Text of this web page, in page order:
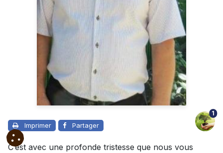
Imprimer Partager
1
C’est avec une profonde tristesse que nous vous